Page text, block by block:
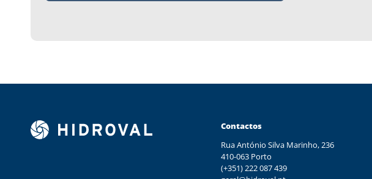
Contactos
Rua António Silva Marinho, 236
410-063 Porto
(+351) 222 087 439